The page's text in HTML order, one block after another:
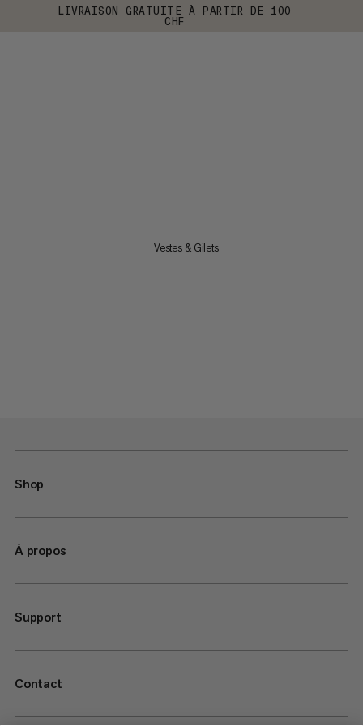
LIVRAISON GRATUITE À PARTIR DE 100
CHF
Vestes & Gilets
Shop
À propos
Support
Contact